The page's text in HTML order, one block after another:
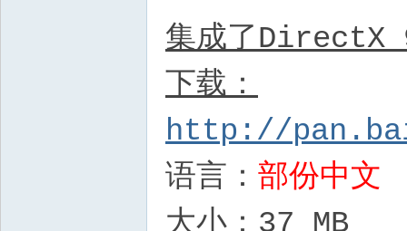
集成了DirectX
下载：
http://
语言： 部份中文
大小：37 MB